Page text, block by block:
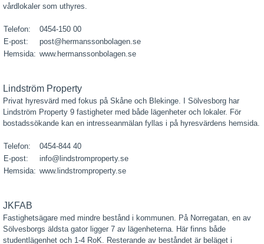
vårdlokaler som uthyres.
Telefon:
0454-150 00
E-post:
post@hermanssonbolagen.se
Hemsida: www.hermanssonbolagen.se
Lindström Property
Privat hyresvärd med fokus på Skåne och Blekinge. I Sölvesborg har
Lindström Property 9 fastigheter med både lägenheter och lokaler. För
bostadssökande kan en intresseanmälan fyllas i på hyresvärdens hemsida.
Telefon:
0454-844 40
E-post:
info@lindstromproperty.se
Hemsida: www.lindstromproperty.se
JKFAB
Fastighetsägare med mindre bestånd i kommunen. På Norregatan, en av
Sölvesborgs äldsta gator ligger 7 av lägenheterna. Här finns både
studentlägenhet och 1-4 RoK. Resterande av beståndet är beläget i